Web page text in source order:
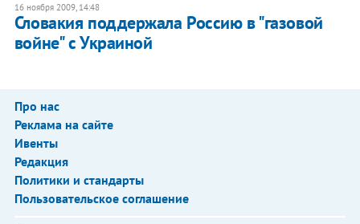
16 ноября 2009, 14:48
Словакия поддержала Россию в "газовой
войне" с Украиной
Про нас
Реклама на сайте
Ивенты
Редакция
Политики и стандарты
Пользовательское соглашение